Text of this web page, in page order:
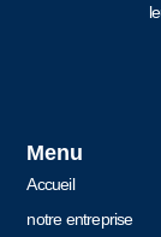
Menu
Accueil
notre entreprise